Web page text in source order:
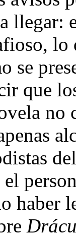
llegar:
lo
se
que
no
el
haber